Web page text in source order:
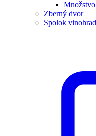
Zberný dvor
Spolok